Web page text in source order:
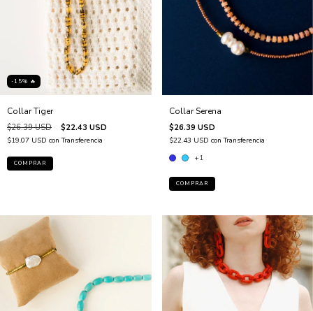
-15% 🔥
Collar Tiger
$26.39 USD $22.43 USD
$19.07 USD con Transferencia
Collar Serena
$26.39 USD
$22.43 USD con Transferencia
+1
COMPRAR